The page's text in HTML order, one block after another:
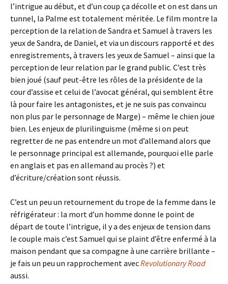
l’intrigue au début, et d’un coup ça décolle et on est dans un
tunnel, la Palme est totalement méritée. Le film montre la
perception de la relation de Sandra et Samuel à travers les
yeux de Sandra, de Daniel, et via un discours rapporté et des
enregistrements, à travers les yeux de Samuel – ainsi que la
perception de leur relation par le grand public. C’est très
bien joué (sauf peut-être les rôles de la présidente de la
cour d’assise et celui de l’avocat général, qui semblent être
là pour faire les antagonistes, et je ne suis pas convaincu
non plus par le personnage de Marge) – même le chien joue
bien. Les enjeux de plurilinguisme (même si on peut
regretter de ne pas entendre un mot d’allemand alors que
le personnage principal est allemande, pourquoi elle parle
en anglais et pas en allemand au procès ?) et
d’écriture/création sont réussis.
C’est un peu un retournement du trope de la femme dans le
réfrigérateur : la mort d’un homme donne le point de
départ de toute l’intrigue, il y a des enjeux de tension dans
le couple mais c’est Samuel qui se plaint d’être enfermé à la
maison pendant que sa compagne à une carrière brillante –
je fais un peu un rapprochement avecRevolutionary Road
aussi.